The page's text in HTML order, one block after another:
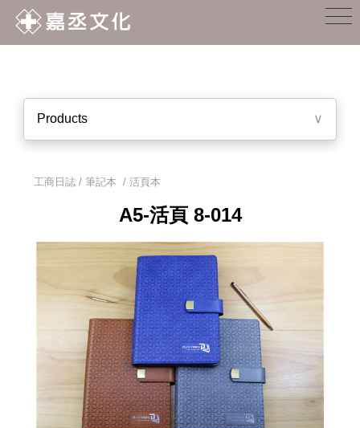
Products ∨
工商日誌 / 筆記本 /活頁本
A5-活頁 8-014